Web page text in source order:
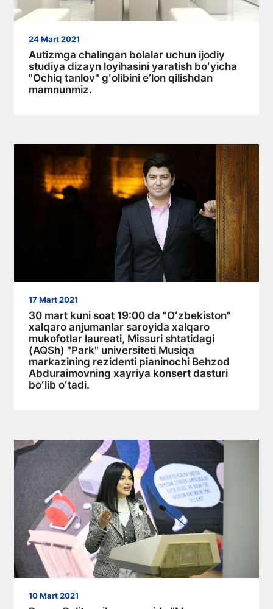
24 Mart 2021
Autizmga chalingan bolalar uchun ijodiy
studiya dizayn loyihasini yaratish boʻyicha
"Ochiq tanlov" gʻolibini eʼlon qilishdan
mamnunmiz.
17 Mart 2021
30 mart kuni soat 19:00 da "Oʻzbekiston"
xalqaro anjumanlar saroyida xalqaro
mukofotlar laureati, Missuri shtatidagi
(AQSh) "Park" universiteti Musiqa
markazining rezidenti pianinochi Behzod
Abduraimovning xayriya konsert dasturi
boʻlib oʻtadi.
10 Mart 2021